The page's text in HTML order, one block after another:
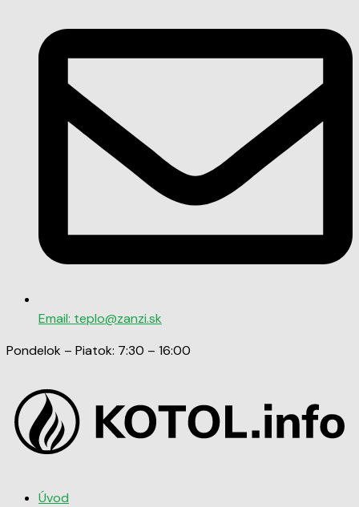
Email: teplo@zanzi.sk
Pondelok – Piatok: 7:30 – 16:00
Úvod